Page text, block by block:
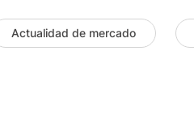
Actualidad de mercado